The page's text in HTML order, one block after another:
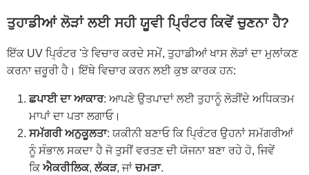
ਤੁਹਾਡੀਆਂ ਲੋੜਾਂ ਲਈ ਸਹੀ ਯੂਵੀ ਪ੍ਰਿੰਟਰ ਕਿਵੇਂ ਚੁਣਨਾ ਹੈ?
ਇੱਕ UV ਪ੍ਰਿੰਟਰ 'ਤੇ ਵਿਚਾਰ ਕਰਦੇ ਸਮੇਂ, ਤੁਹਾਡੀਆਂ ਖਾਸ ਲੋੜਾਂ ਦਾ ਮੁਲਾਂਕਣ
ਕਰਨਾ ਜ਼ਰੂਰੀ ਹੈ। ਇੱਥੇ ਵਿਚਾਰ ਕਰਨ ਲਈ ਕੁਝ ਕਾਰਕ ਹਨ:
ਛਪਾਈ ਦਾ ਆਕਾਰ: ਆਪਣੇ ਉਤਪਾਦਾਂ ਲਈ ਤੁਹਾਨੂੰ ਲੋੜੀਂਦੇ ਅਧਿਕਤਮ
ਮਾਪਾਂ ਦਾ ਪਤਾ ਲਗਾਓ।
ਸਮੱਗਰੀ ਅਨੁਕੂਲਤਾ: ਯਕੀਨੀ ਬਣਾਓ ਕਿ ਪ੍ਰਿੰਟਰ ਉਹਨਾਂ ਸਮੱਗਰੀਆਂ
ਨੂੰ ਸੰਭਾਲ ਸਕਦਾ ਹੈ ਜੋ ਤੁਸੀਂ ਵਰਤਣ ਦੀ ਯੋਜਨਾ ਬਣਾ ਰਹੇ ਹੋ, ਜਿਵੇਂ
ਕਿਐਕਰੀਲਿਕ,ਲੱਕੜ, ਜਾਂ ਚਮੜਾ.